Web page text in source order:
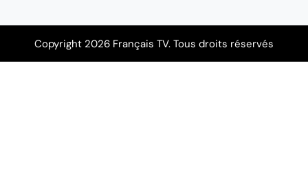
Copyright 2026 Français TV. Tous droits réservés